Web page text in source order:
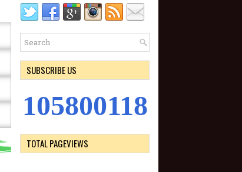
SUBSCRIBE US
105800118
TOTAL PAGEVIEWS